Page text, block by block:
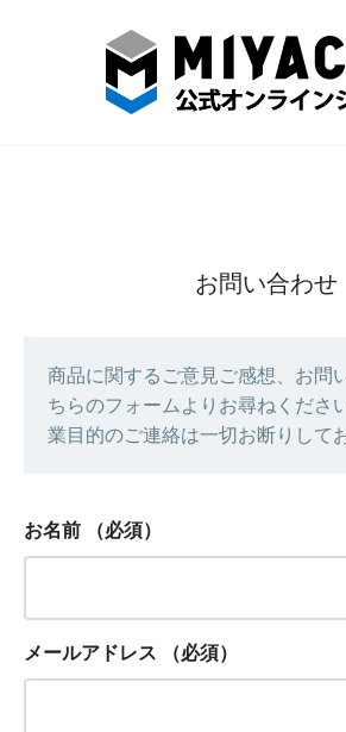
お問い合わせ
商品に関するご意見ご感想、お問
ちらのフォームよりお尋ねくださ
業目的のご連絡は一切お断りして
お名前 （必須）
メールアドレス （必須）